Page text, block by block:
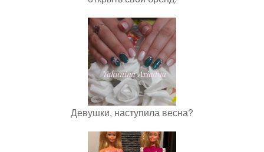
Девушки, наступила весна?